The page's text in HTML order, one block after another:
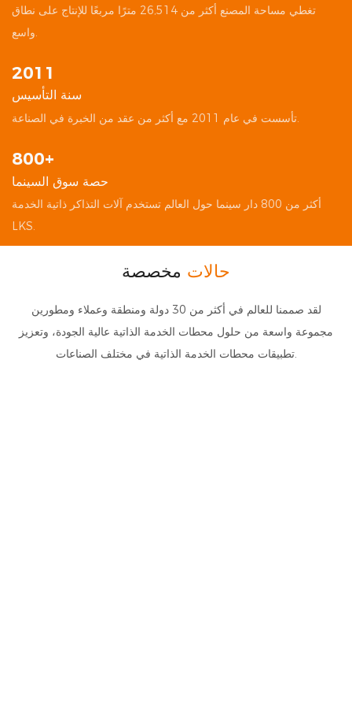
2011
سنة التأسيس
︎تأسست في عام 2011 مع أكثر من عقد من الخبرة في الصناعة.
800+
حصة سوق السينما
LKS.
حالات مخصصة
لقد صممنا للعالم في أكثر من 30 دولة ومنطقة وعملاء ومطورين
مجموعة واسعة من حلول محطات الخدمة الذاتية عالية الجودة، وتعزيز
تطبيقات محطات الخدمة الذاتية في مختلف الصناعات.